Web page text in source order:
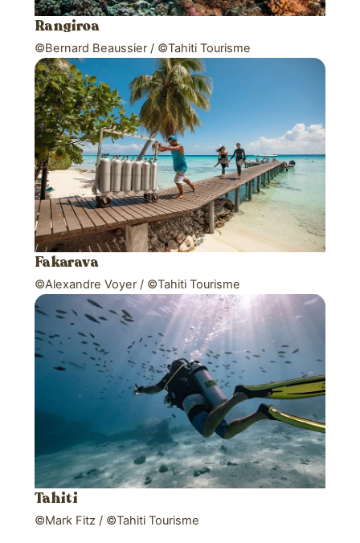
Rangiroa
©Bernard Beaussier / ©Tahiti Tourisme
Fakarava
©Alexandre Voyer / ©Tahiti Tourisme
Tahiti
©Mark Fitz / ©Tahiti Tourisme